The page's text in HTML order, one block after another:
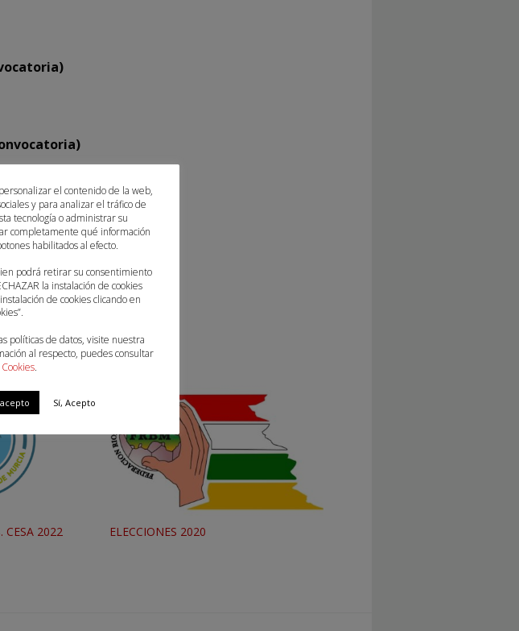
CESA 2022 ELECCIONES 2020
el contenido de la web,
y para analizar el tráfico de
tecnología o administrar su
completamente qué información
habilitados al efecto.
podrá retirar su consentimiento
la instalación de cookies
de cookies clicando en
políticas de datos, visite nuestra
al respecto, puedes consultar
.
Sí, Acepto